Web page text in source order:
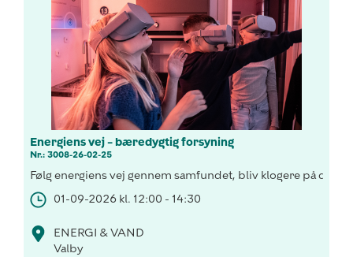
Energiens vej – bæredygtig forsyning
Nr.: 3008-26-02-25
Følg energiens vej gennem samfundet, bliv klogere på
01-09-2026 kl. 12:00 - 14:30
ENERGI & VAND
Valby